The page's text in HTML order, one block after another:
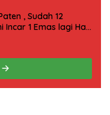
, Sudah 12
Incar 1 Emas lagi Hari